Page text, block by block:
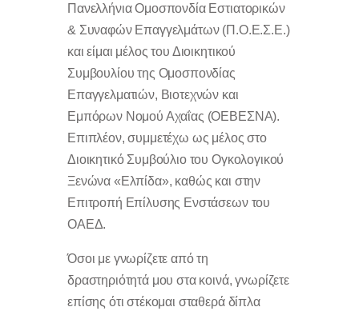
Πανελλήνια Ομοσπονδία Εστιατορικών
& Συναφών Επαγγελμάτων (Π.Ο.Ε.Σ.Ε.)
και είμαι μέλος του Διοικητικού
Συμβουλίου της Ομοσπονδίας
Επαγγελματιών, Βιοτεχνών και
Εμπόρων Νομού Αχαΐας (ΟΕΒΕΣΝΑ).
Επιπλέον, συμμετέχω ως μέλος στο
Διοικητικό Συμβούλιο του Ογκολογικού
Ξενώνα «Ελπίδα», καθώς και στην
Επιτροπή Επίλυσης Ενστάσεων του
ΟΑΕΔ.
Όσοι με γνωρίζετε από τη
δραστηριότητά μου στα κοινά, γνωρίζετε
επίσης ότι στέκομαι σταθερά δίπλα